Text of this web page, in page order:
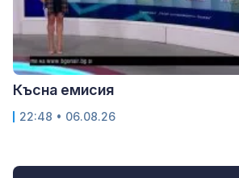
Късна емисия
22:48 • 06.08.26